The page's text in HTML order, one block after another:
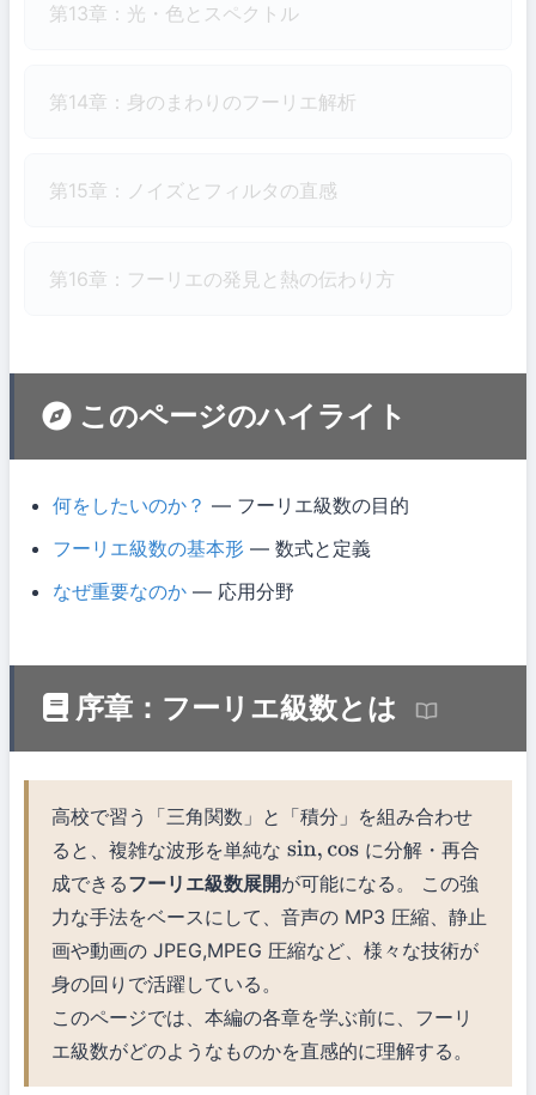
第13章：光・色とスペクトル
第14章：身のまわりのフーリエ解析
第15章：ノイズとフィルタの直感
第16章：フーリエの発見と熱の伝わり方
このページのハイライト
何をしたいのか？ — フーリエ級数の目的
フーリエ級数の基本形 — 数式と定義
なぜ重要なのか — 応用分野
序章：フーリエ級数とは
高校で習う「三角関数」と「積分」を組み合わせ
ると、複雑な波形を単純なsin,cos に分解・再合
成できるフーリエ級数展開が可能になる。 この強
力な手法をベースにして、音声の MP3 圧縮、静止
画や動画の JPEG,MPEG 圧縮など、様々な技術が
身の回りで活躍している。
このページでは、本編の各章を学ぶ前に、フーリ
エ級数がどのようなものかを直感的に理解する。